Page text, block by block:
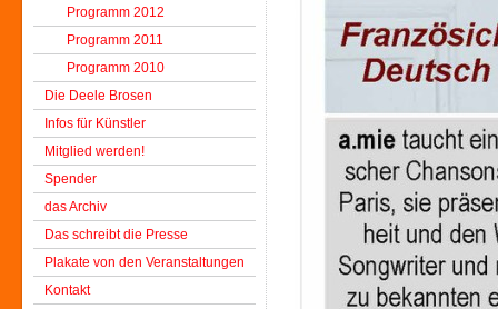
Programm 2012
Programm 2011
Programm 2010
Die Deele Brosen
Infos für Künstler
Mitglied werden!
Spender
das Archiv
Das schreibt die Presse
Plakate von den Veranstaltungen
Kontakt